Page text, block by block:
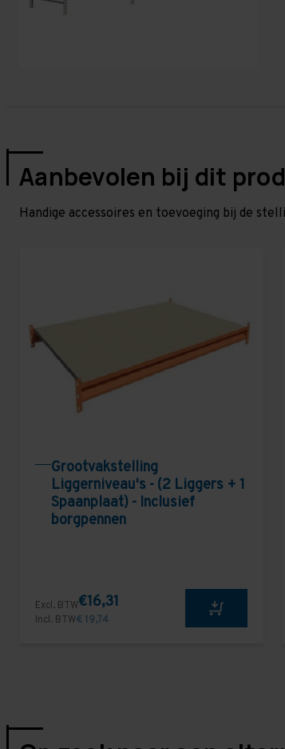
Aanbevolen bij dit
Handige accessoires en toevoeging bij de
Grootvakstelling
Liggerniveau's - (2 Liggers + 1
Spaanplaat) - Inclusief
borgpennen
Excl. BTW€16,31
Incl. BTW€ 19,74